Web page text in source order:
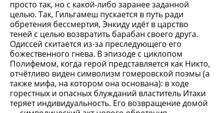
просто так, но с какой-либо заранее заданной
целью. Так, Гильгамеш пускается в путь ради
обретения бессмертия, Энкиду идёт в царство
теней с целью возвратить барабан своего друга.
Одиссей скитается из-за преследующего его
божественного гнева. В эпизоде с циклопом
Полифемом, когда герой представляется как Никто,
отчётливо виден символизм гомеровской поэмы (а
также мифа, на котором она основана): в ходе
горестных и опасных блужданий властитель Итаки
теряет индивидуальность. Его возвращение домой